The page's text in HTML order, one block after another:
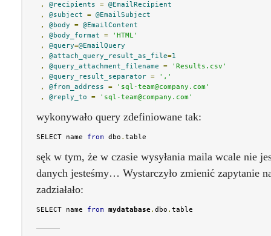
,
@recipients = @EmailRecipient
,
@subject = @EmailSubject
,
@body = @EmailContent
,
@body_format =
'HTML'
,
@query=@EmailQuery
,
@attach_query_result_as_file=1
,
@query_attachment_filename =
'Results.csv'
,
@query_result_separator =
','
,
@from_address =
'sql-team@company.com'
,
@reply_to = 'sql-team@company.com'
wykonywało query zdefiniowane tak:
SELECT name from dbo . table
sęk w tym, że w czasie wysyłania maila wcale nie
danych jesteśmy… Wystarczyło zmienić zapytanie
zadziałało:
SELECT name from mydatabase. dbo . table